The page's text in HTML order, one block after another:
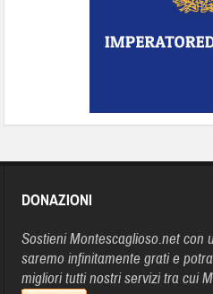
DONAZIONI
Sostieni Montescaglioso.net con
saremo infinitamente grati e
migliori tutti nostri servizi tra cui